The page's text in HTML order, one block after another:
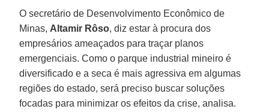
O secretário de Desenvolvimento Econômico de
Minas, Altamir Rôso, diz estar à procura dos
empresários ameaçados para traçar planos
emergenciais. Como o parque industrial mineiro é
diversificado e a seca é mais agressiva em algumas
regiões do estado, será preciso buscar soluções
focadas para minimizar os efeitos da crise, analisa.